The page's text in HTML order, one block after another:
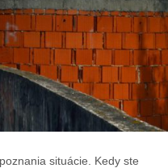
situácie. Kedy ste